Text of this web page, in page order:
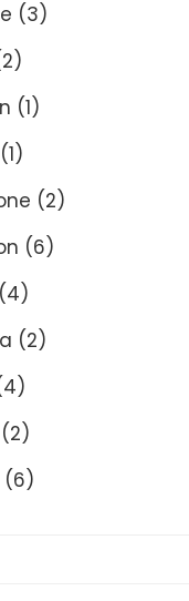
(3)
(1)
(1)
(2)
(6)
(4)
(2)
(2)
(6)